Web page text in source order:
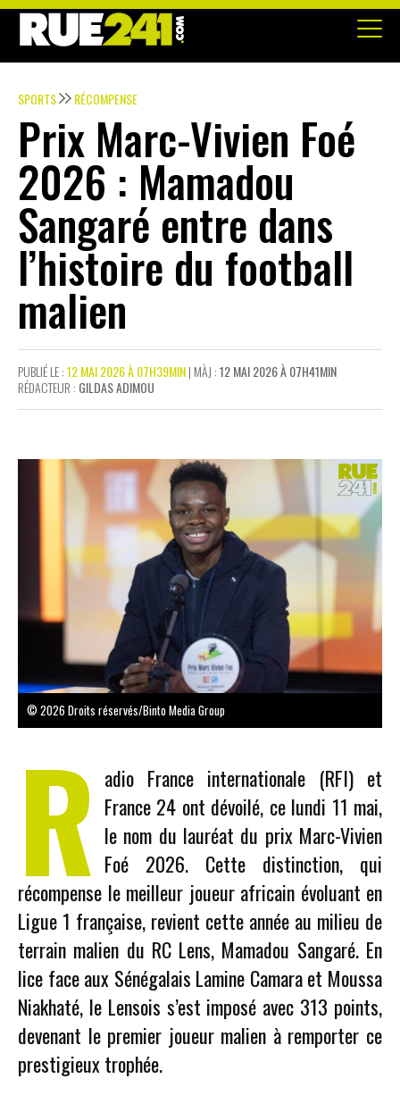
SPORTS RÉCOMPENSE
Prix Marc-Vivien Foé
2026 : Mamadou
Sangaré entre dans
l’histoire du football
malien
PUBLIÉ LE :12 MAI 2026 À 07H39MIN| MÀJ :12 MAI 2026 À 07H41MIN
RÉDACTEUR : GILDAS ADIMOU
© 2026 Droits réservés/Binto Media Group
R adio France internationale (RFI) et
France 24 ont dévoilé, ce lundi 11 mai,
le nom du lauréat du prix Marc-Vivien
Foé 2026. Cette distinction, qui
récompense le meilleur joueur africain évoluant en
Ligue 1 française, revient cette année au milieu de
terrain malien du RC Lens, Mamadou Sangaré. En
lice face aux Sénégalais Lamine Camara et Moussa
Niakhaté, le Lensois s’est imposé avec 313 points,
devenant le premier joueur malien à remporter ce
prestigieux trophée.